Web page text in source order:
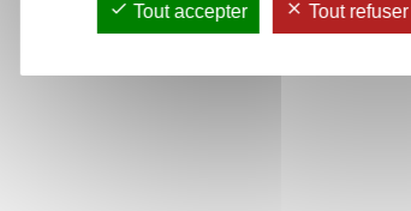
Tout accepter Tout refuser